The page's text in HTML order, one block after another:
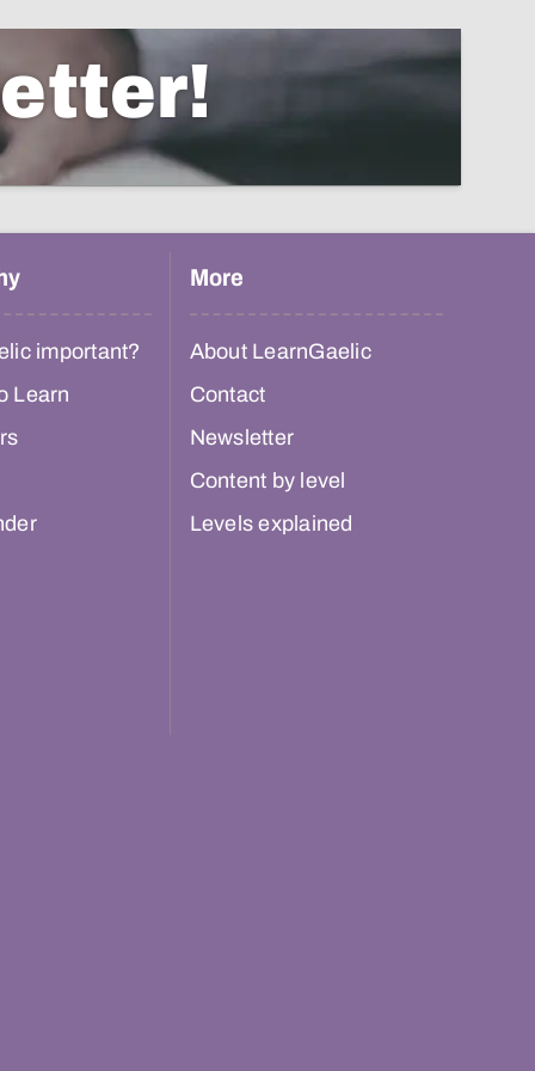
important?
Learn
More
About LearnGaelic
Contact
Newsletter
Content by level
Levels explained